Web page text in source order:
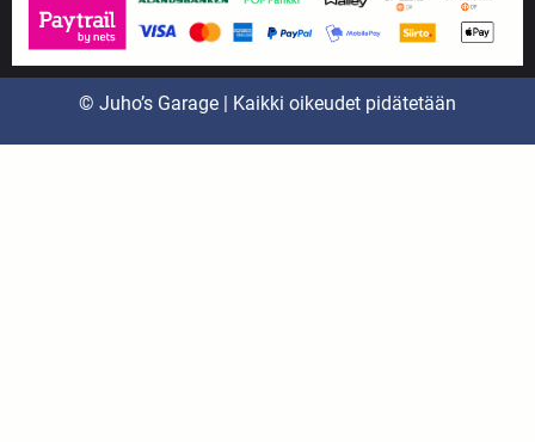
© Juho’s Garage | Kaikki oikeudet pidätetään